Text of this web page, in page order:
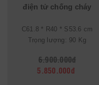
điện tử chống cháy
C61.8 * R40 * S53.6 cm
Trọng lượng: 90 Kg
6.900.000đ
5.850.000đ